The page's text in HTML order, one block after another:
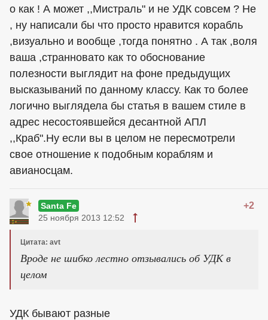
о как ! А может ,,Мистраль" и не УДК совсем ? Не
, ну написали бы что просто нравится корабль
,визуально и вообще ,тогда понятно . А так ,воля
ваша ,странновато как то обоснование
полезности выглядит на фоне предыдущих
высказываний по данному классу. Как то более
логично выглядела бы статья в вашем стиле в
адрес несостоявшейся десантной АПЛ
,,Краб".Ну если вы в целом не пересмотрели
свое отношение к подобным кораблям и
авианосцам.
Santa Fe +2
25 ноября 2013 12:52
Цитата: avt
Вроде не шибко лестно отзывались об УДК в
целом
УДК бывают разные